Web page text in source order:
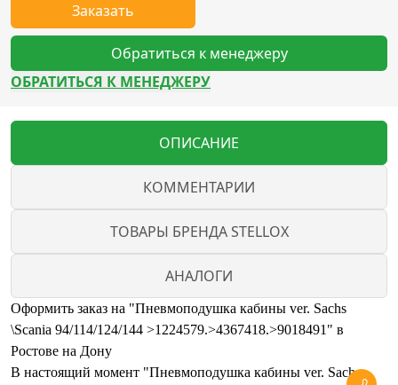
Заказать
Обратиться к менеджеру
ОБРАТИТЬСЯ К МЕНЕДЖЕРУ
ОПИСАНИЕ
КОММЕНТАРИИ
ТОВАРЫ БРЕНДА STELLOX
АНАЛОГИ
Оформить заказ на "Пневмоподушка кабины ver. Sachs
\Scania 94/114/124/144 >1224579.>4367418.>9018491" в
Ростове на Дону
В настоящий момент "Пневмоподушка кабины ver. Sachs